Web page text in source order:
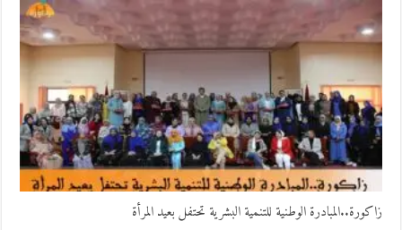
زاكورة..المبادرة الوطنية للتنمية البشرية تحتفل بعيد المرأة